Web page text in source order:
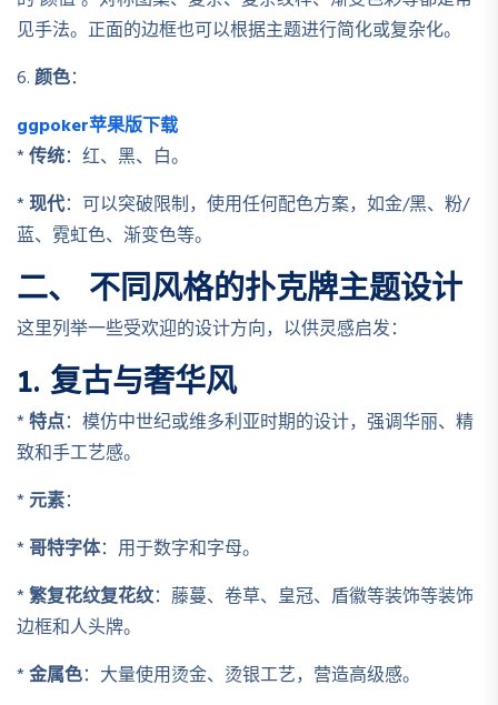
见手法。正面的边框也可以根据主题进行简化或复杂化。
6.颜色：
ggpoker苹果版下载
*传统：红、黑、白。
*现代：可以突破限制，使用任何配色方案，如金/黑、粉/
蓝、霓虹色、渐变色等。
二、 不同风格的扑克牌主题设计
这里列举一些受欢迎的设计方向，以供灵感启发：
1. 复古与奢华风
*特点：模仿中世纪或维多利亚时期的设计，强调华丽、精
致和手工艺感。
*元素：
*哥特字体：用于数字和字母。
*繁复花纹复花纹：藤蔓、卷草、皇冠、盾徽等装饰等装饰
边框和人头牌。
*金属色：大量使用烫金、烫银工艺，营造高级感。